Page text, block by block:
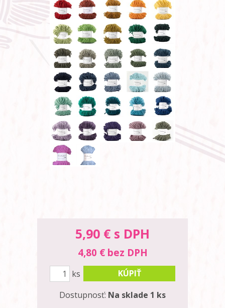
5,90 € s DPH
4,80 € bez DPH
ks
KÚPIŤ
Dostupnosť: Na sklade 1 ks